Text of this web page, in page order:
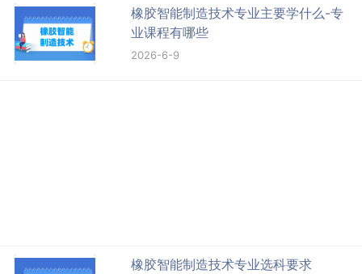
橡胶智能制造技术专业主要学什么-专
业课程有哪些
2026-6-9
橡胶智能制造技术专业选科要求